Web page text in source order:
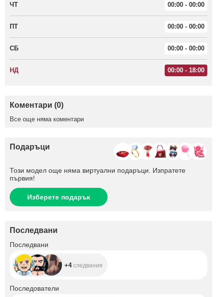
ЧТ 00:00 - 00:00
ПТ 00:00 - 00:00
СБ 00:00 - 00:00
НД 00:00 - 18:00
Коментари (0)
Все още няма коментари
Подаръци
Този модел още няма виртуални подаръци. Изпратете
първия!
Изберете подарък
Последвани
Последвани
+4следвания
Последователи